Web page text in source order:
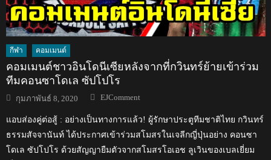
กีฬา คอมเมนต์
คอมเมนต์ชาวอินโดนีเซียหลังจากที่กวินทร์ย้ายเข้าร่วม
ทีมคอนซาโดเล ซัปโปโร
Posted
on
กุมภาพันธ์ 8, 2020 Author
EJComment
แอบส่องคู่ต่อสู้ : อย่างเป็นทางการแล้ว! ผู้รักษาประตูทีมชาติไทย กวินทร์
ธรรมสัจจานันท์ ได้ประกาศเข้าร่วมสโมสรในเจลีกญี่ปุ่นอย่าง คอนซา
โดเล ซัปโปโร ด้วยสัญญายืมตัวจากสโมสรโอเอช ลูเวินของเบลเยี่ยม